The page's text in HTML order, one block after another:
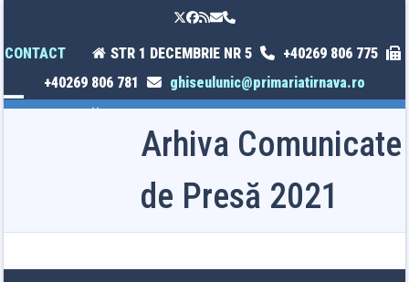
content
Twitter
Facebook
RSSEmailPhone
CONTACT
STR 1 DECEMBRIE NR 5
+40269 806 775
+40269 806 781
ghiseulunic@primariatirnava.ro
Open
Close
Arhiva Comunicate
de Presă 2021